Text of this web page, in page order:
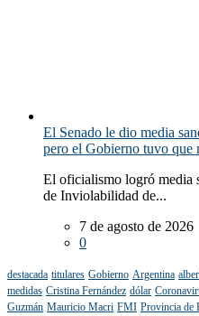
El Senado le dio media
pero el Gobierno tuvo que
El oficialismo logró media
de Inviolabilidad de...
7 de agosto de 2026
0
destacada titulares Gobierno Argentina
medidas Cristina Fernández dólar
Guzmán Mauricio Macri FMI Provincia de